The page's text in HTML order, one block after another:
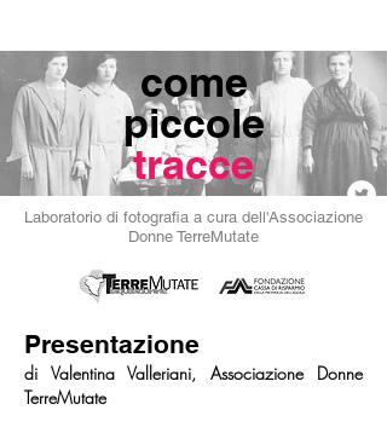
come
piccole
tracce
Laboratorio di fotografia a cura dell'Associazione
Donne TerreMutate
Presentazione
di Valentina Valleriani, Associazione Donne
TerreMutate